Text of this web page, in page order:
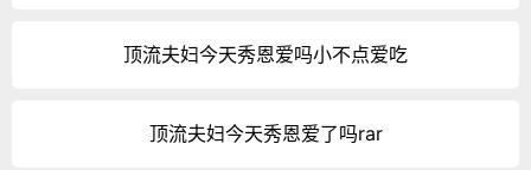
顶流夫妇今天秀恩爱吗小不点爱吃
顶流夫妇今天秀恩爱了吗rar